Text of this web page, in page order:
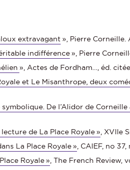
extravagant », Pierre Corneille.
indifférence », Pierre
», Actes de Fordham…, éd.
et Le Misanthrope, deux
De l’Alidor de
de La Place Royale » , XVIIe
La Place Royale » , CAIEF, no 37,
Royale » , The French Review,